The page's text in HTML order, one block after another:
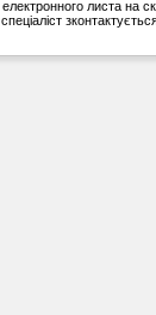
листа на